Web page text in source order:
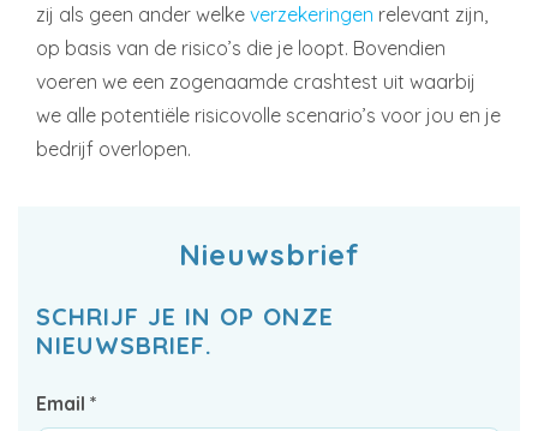
zij als geen ander welke verzekeringen relevant zijn,
op basis van de risico’s die je loopt. Bovendien
voeren we een zogenaamde crashtest uit waarbij
we alle potentiële risicovolle scenario’s voor jou en je
bedrijf overlopen.
Nieuwsbrief
SCHRIJF JE IN OP ONZE
NIEUWSBRIEF.
Email *